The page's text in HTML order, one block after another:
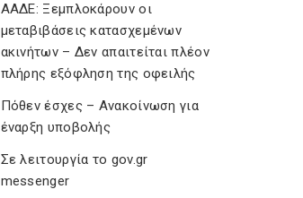
ΑΑΔΕ: Ξεμπλοκάρουν οι
μεταβιβάσεις κατασχεμένων
ακινήτων – Δεν απαιτείται πλέον
πλήρης εξόφληση της οφειλής
Πόθεν έσχες – Ανακοίνωση για
έναρξη υποβολής
Σε λειτουργία το gov.gr
messenger